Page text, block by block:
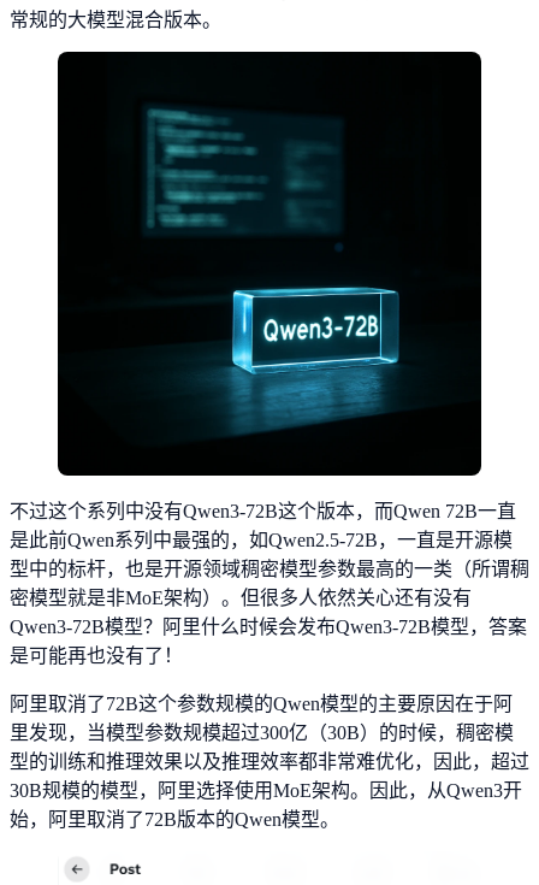
常规的大模型混合版本。
不过这个系列中没有Qwen3-72B这个版本，而Qwen 72B一直
是此前Qwen系列中最强的，如Qwen2.5-72B，一直是开源模
型中的标杆，也是开源领域稠密模型参数最高的一类（所谓稠
密模型就是非MoE架构）。但很多人依然关心还有没有
Qwen3-72B模型？阿里什么时候会发布Qwen3-72B模型，答案
是可能再也没有了！
阿里取消了72B这个参数规模的Qwen模型的主要原因在于阿
里发现，当模型参数规模超过300亿（30B）的时候，稠密模
型的训练和推理效果以及推理效率都非常难优化，因此，超过
30B规模的模型，阿里选择使用MoE架构。因此，从Qwen3开
始，阿里取消了72B版本的Qwen模型。